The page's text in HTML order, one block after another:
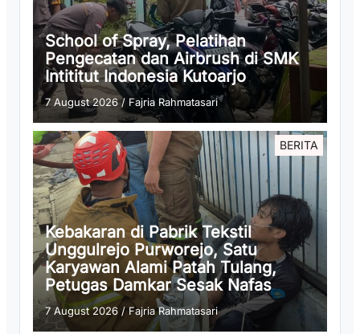
School of Spray, Pelatihan
Pengecatan dan Airbrush di SMK
Intititut Indonesia Kutoarjo
7 August 2026/ Fajria Rahmatasari
BERITA
Kebakaran di Pabrik Tekstil
Unggulrejo Purworejo, Satu
Karyawan Alami Patah Tulang,
Petugas Damkar Sesak Nafas
7 August 2026 /Fajria Rahmatasari